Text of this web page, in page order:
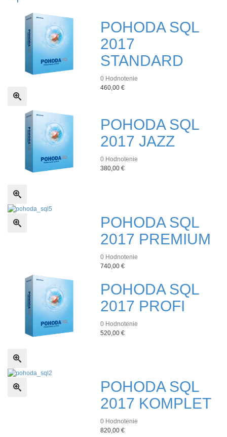
POHODA SQL
2017
STANDARD
0 Hodnotenie
460,00 €
POHODA SQL
2017 JAZZ
0 Hodnotenie
380,00 €
POHODA SQL
2017 PREMIUM
0 Hodnotenie
740,00 €
POHODA SQL
2017 PROFI
0 Hodnotenie
520,00 €
POHODA SQL
2017 KOMPLET
0 Hodnotenie
820,00 €